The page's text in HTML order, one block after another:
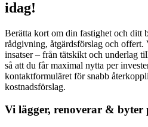
idag!
Berätta kort om din fastighet och ditt
rådgivning, åtgärdsförslag och
insatser – från tätskikt och underlag
så att du får maximal nytta per
kontaktformuläret för snabb
kostnadsförslag.
Vi lägger, renoverar &